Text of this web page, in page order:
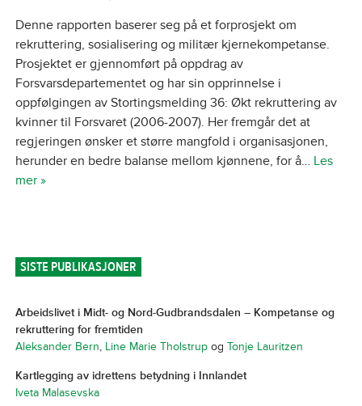
Denne rapporten baserer seg på et forprosjekt om
rekruttering, sosialisering og militær kjernekompetanse.
Prosjektet er gjennomført på oppdrag av
Forsvarsdepartementet og har sin opprinnelse i
oppfølgingen av Stortingsmelding 36: Økt rekruttering av
kvinner til Forsvaret (2006-2007). Her fremgår det at
regjeringen ønsker et større mangfold i organisasjonen,
herunder en bedre balanse mellom kjønnene, for å… Les
mer »
SISTE PUBLIKASJONER
Arbeidslivet i Midt- og Nord-Gudbrandsdalen – Kompetanse og
rekruttering for fremtiden
Aleksander Bern, Line Marie Tholstrupog Tonje Lauritzen
Kartlegging av idrettens betydning i Innlandet
Iveta Malasevska